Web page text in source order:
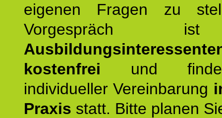
eigenen Fragen zu
kostenfrei und
individueller Vereinbarung
Praxis statt. Bitte planen